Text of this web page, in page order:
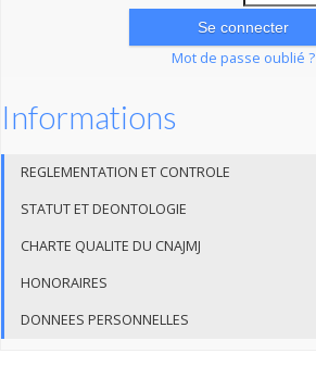
Mot de passe oublié ?
Informations
REGLEMENTATION ET CONTROLE
STATUT ET DEONTOLOGIE
CHARTE QUALITE DU CNAJMJ
HONORAIRES
DONNEES PERSONNELLES